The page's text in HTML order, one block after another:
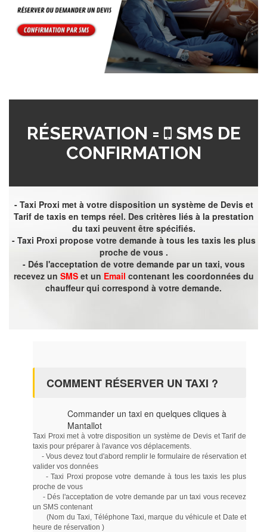
RÉSERVATION =
SMS DE
CONFIRMATION
- Taxi Proxi met à votre disposition un système de Devis et
Tarif de taxis en temps réel. Des critères liés à la prestation
du taxi peuvent être spécifiés.
- Taxi Proxi propose votre demande à tous les taxis les plus
proche de vous .
- Dés l'acceptation de votre demande par un taxi, vous
recevez un SMSet un Email contenant les coordonnées du
chauffeur qui correspond à votre demande.
COMMENT RÉSERVER UN TAXI ?
Commander un taxi en quelques cliques à
Mantallot
Taxi Proxi met à votre disposition un système de Devis et Tarif de
taxis pour préparer à l'avance vos déplacements.
- Vous devez tout d'abord remplir le formulaire de réservation et
valider vos données
- Taxi Proxi propose votre demande à tous les taxis les plus
proche de vous
- Dés l'acceptation de votre demande par un taxi vous recevez
un SMS contenant
(Nom du Taxi, Téléphone Taxi, marque du véhicule et Date et
heure de réservation )